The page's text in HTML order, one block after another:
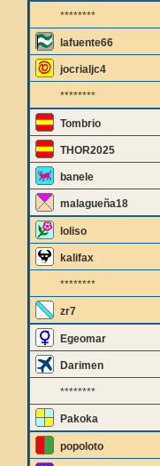
********
lafuente66
jocrialjc4
********
Tombrio
THOR2025
banele
malagueña18
loliso
kalifax
********
zr7
Egeomar
Darimen
********
Pakoka
popoloto